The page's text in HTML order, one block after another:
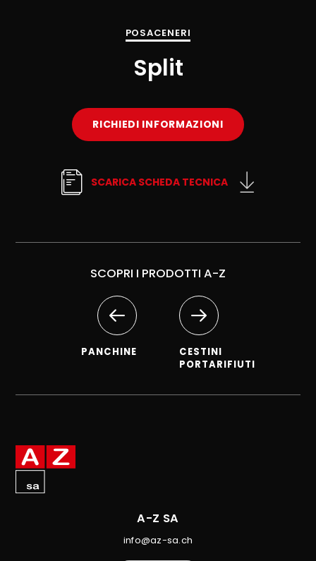
POSACENERI
Split
RICHIEDI INFORMAZIONI
SCARICA SCHEDA TECNICA
SCOPRI I PRODOTTI A-Z
PANCHINE
CESTINI
PORTARIFIUTI
A-Z SA
info@az-sa.ch